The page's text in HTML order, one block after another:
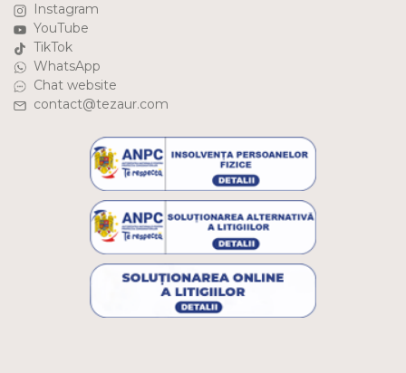
Instagram
YouTube
TikTok
WhatsApp
Chat website
contact@tezaur.com